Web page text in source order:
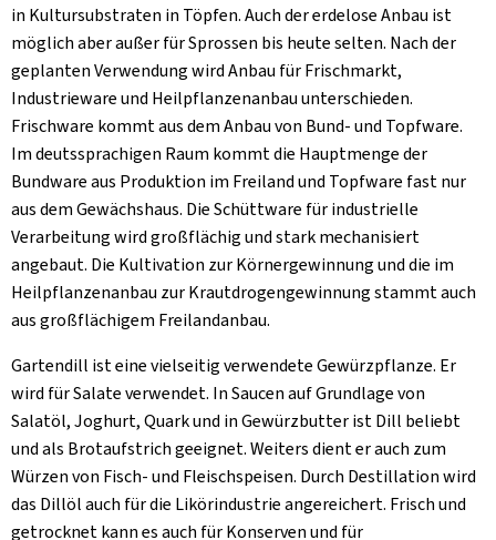
in Kultursubstraten in Töpfen. Auch der erdelose Anbau ist
möglich aber außer für Sprossen bis heute selten. Nach der
geplanten Verwendung wird Anbau für Frischmarkt,
Industrieware und Heilpflanzenanbau unterschieden.
Frischware kommt aus dem Anbau von Bund- und Topfware.
Im deutssprachigen Raum kommt die Hauptmenge der
Bundware aus Produktion im Freiland und Topfware fast nur
aus dem Gewächshaus. Die Schüttware für industrielle
Verarbeitung wird großflächig und stark mechanisiert
angebaut. Die Kultivation zur Körnergewinnung und die im
Heilpflanzenanbau zur Krautdrogengewinnung stammt auch
aus großflächigem Freilandanbau.
Gartendill ist eine vielseitig verwendete Gewürzpflanze. Er
wird für Salate verwendet. In Saucen auf Grundlage von
Salatöl, Joghurt, Quark und in Gewürzbutter ist Dill beliebt
und als Brotaufstrich geeignet. Weiters dient er auch zum
Würzen von Fisch- und Fleischspeisen. Durch Destillation wird
das Dillöl auch für die Likörindustrie angereichert. Frisch und
getrocknet kann es auch für Konserven und für